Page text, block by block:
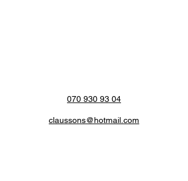
070 930 93 04
claussons@hotmail.com